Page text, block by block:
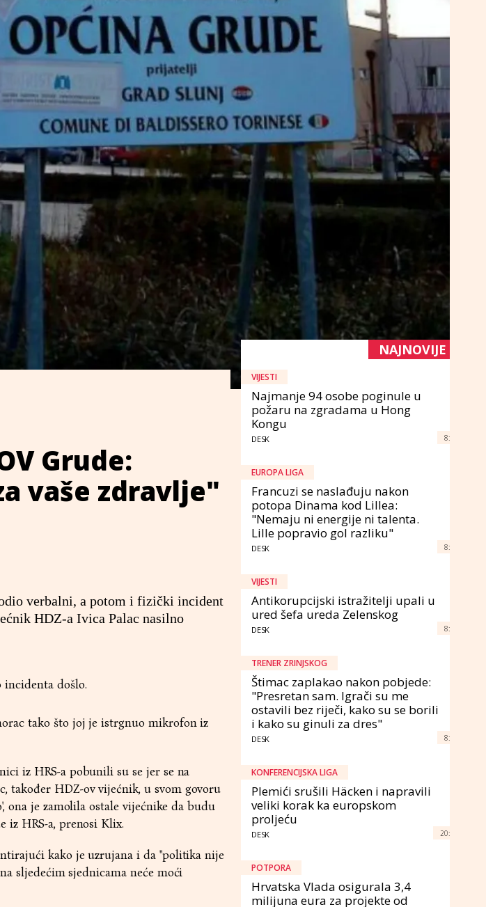
Grude:
vaše zdravlje"
verbalni, a potom i fizički incident
HDZ-a Ivica Palac nasilno
incidenta došlo.
tako što joj je istrgnuo mikrofon iz
iz HRS-a pobunili su se jer se na
također HDZ-ov vijećnik, u svom govoru
ona je zamolila ostale vijećnike da budu
iz HRS-a, prenosi Klix.
kako je uzrujana i da "politika nije
sljedećim sjednicama neće moći
NAJNOVIJE
VIJESTI
Najmanje 94 osobe poginule u
požaru na zgradama u Hong
Kongu
DESK 8:
EUROPA LIGA
Francuzi se naslađuju nakon
potopa Dinama kod Lillea:
"Nemaju ni energije ni talenta.
Lille popravio gol razliku"
DESK 8:
VIJESTI
Antikorupcijski istražitelji upali u
ured šefa ureda Zelenskog
DESK 8:
TRENER ZRINJSKOG
Štimac zaplakao nakon pobjede:
"Presretan sam. Igrači su me
ostavili bez riječi, kako su se borili
i kako su ginuli za dres"
DESK 8:
KONFERENCIJSKA LIGA
Plemići srušili Häcken i napravili
veliki korak ka europskom
proljeću
DESK 20:
POTPORA
Hrvatska Vlada osigurala 3,4
milijuna eura za projekte od